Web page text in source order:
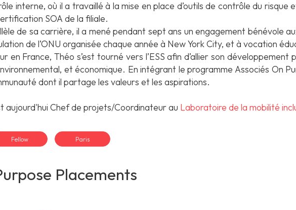
interne, où il a travaillé à la mise en place d’outils de contrôle du risque
SOA de la filiale.
de sa carrière, il a mené pendant sept ans un engagement bénévole
de l’ONU organisée chaque année à New York City, et à vocation
en France, Théo s’est tourné vers l’ESS afin d’allier son développement
et économique. En intégrant le programme Associés On
dont il partage les valeurs et les aspirations.
aujourd'hui Chef de projets/Coordinateur au Laboratoire de la mobilité
Fellow Paris
Placements